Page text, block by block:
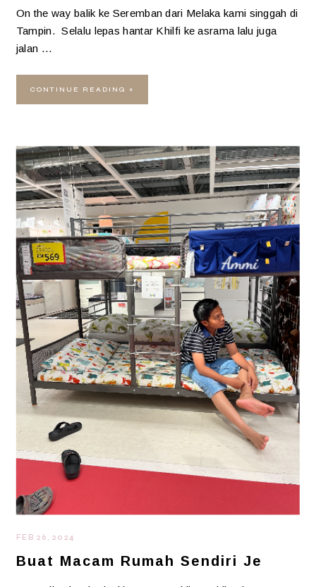
On the way balik ke Seremban dari Melaka kami singgah di
Tampin. Selalu lepas hantar Khilfi ke asrama lalu juga
jalan …
CONTINUE READING »
FEB 26, 2024
Buat Macam Rumah Sendiri Je